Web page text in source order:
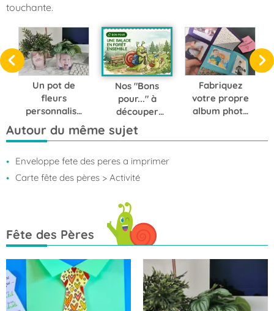
touchante.
Un pot de
fleurs
personnalisé
et rigolo : le
cadeau qui
sourire papa
à tous les
Nos "Bons
pour..." à
découper
soi-même
pour la fête
Fabriquez
votre propre
album photo
Autour du même sujet
Enveloppe fete des peres a imprimer
Carte fête des pères > Activité
Fête des Pères